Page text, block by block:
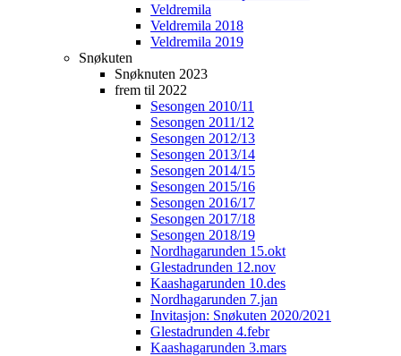
Veldremila
Veldremila 2018
Veldremila 2019
Snøkuten
Snøknuten 2023
frem til 2022
Sesongen 2010/11
Sesongen 2011/12
Sesongen 2012/13
Sesongen 2013/14
Sesongen 2014/15
Sesongen 2015/16
Sesongen 2016/17
Sesongen 2017/18
Sesongen 2018/19
Nordhagarunden 15.okt
Glestadrunden 12.nov
Kaashagarunden 10.des
Nordhagarunden 7.jan
Invitasjon: Snøkuten 2020/2021
Glestadrunden 4.febr
Kaashagarunden 3.mars